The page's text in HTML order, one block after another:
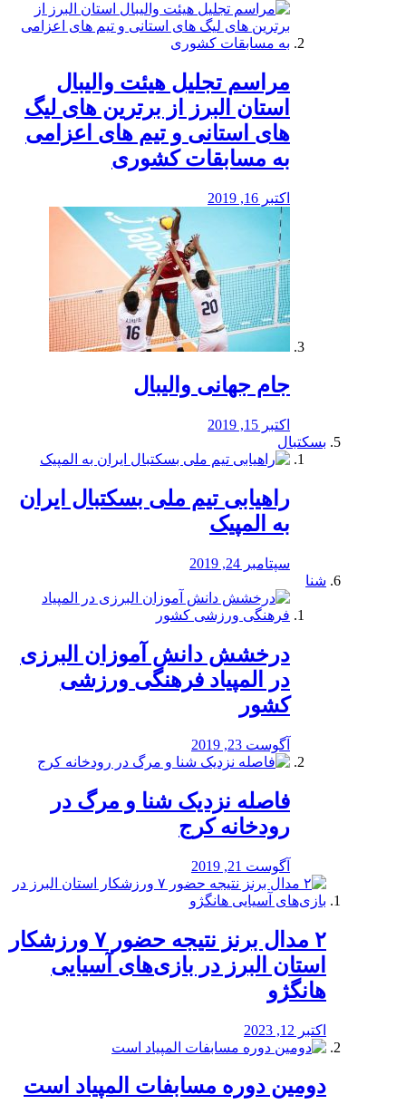
مراسم تجلیل هیئت والیبال
استان البرز از برترین های لیگ
های استانی و تیم های اعزامی
به مسابقات کشوری
اکتبر 16, 2019
جام جهانی والیبال
اکتبر 15, 2019
بسکتبال
راهیابی تیم ملی بسکتبال ایران
به المپیک
سپتامبر 24, 2019
شنا
درخشش دانش آموزان البرزی
در المپیاد فرهنگی ورزشی
کشور
آگوست 23, 2019
️فاصله نزدیک شنا و مرگ در
رودخانه کرج
آگوست 21, 2019
۲ مدال برنز نتیجه حضور ۷ ورزشکار
استان البرز در بازی‌های آسیایی
هانگژو
اکتبر 12, 2023
دومین دوره مسابفات المپیاد است